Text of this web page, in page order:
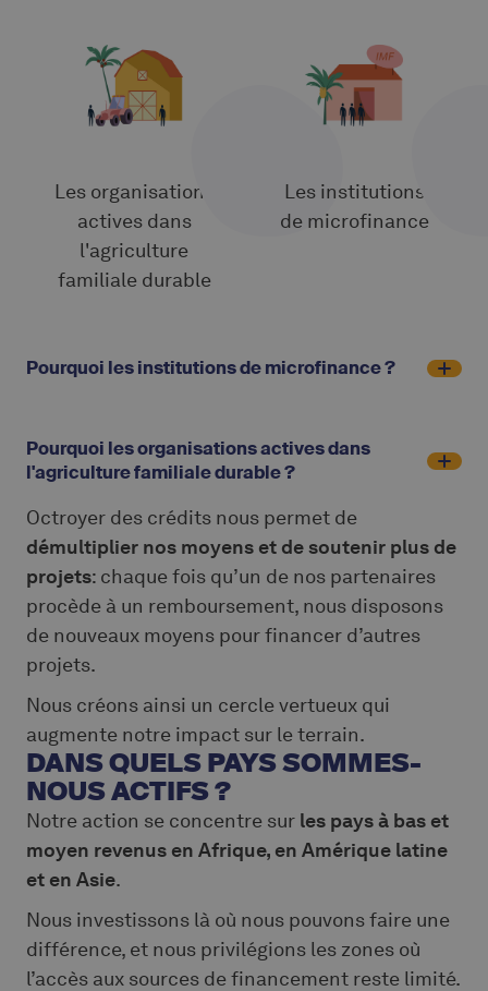
Les organisations
actives dans
l'agriculture
familiale durable
Les institutions
de microfinance
Pourquoi les institutions de microfinance ?
Pourquoi les organisations actives dans
l'agriculture familiale durable ?
Octroyer des crédits nous permet de
démultiplier nos moyens et de soutenir plus de
projets: chaque fois qu’un de nos partenaires
procède à un remboursement, nous disposons
de nouveaux moyens pour financer d’autres
projets.
Nous créons ainsi un cercle vertueux qui
augmente notre impact sur le terrain.
DANS QUELS PAYS SOMMES-
NOUS ACTIFS ?
Notre action se concentre sur les pays à bas et
moyen revenus en Afrique, en Amérique latine
et en Asie.
Nous investissons là où nous pouvons faire une
différence, et nous privilégions les zones où
l’accès aux sources de financement reste limité.